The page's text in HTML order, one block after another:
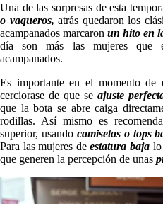
Una de las sorpresas de esta
o vaqueros, atrás quedaron los
acampanados marcaron un hito en
día son más las mujeres que
acampanados.
Es importante en el momento de
cerciorase de que se ajuste
que la bota se abre caiga
rodillas. Así mismo es
superior, usando camisetas o tops
Para las mujeres deestatura bajalo
que generen la percepción de unas